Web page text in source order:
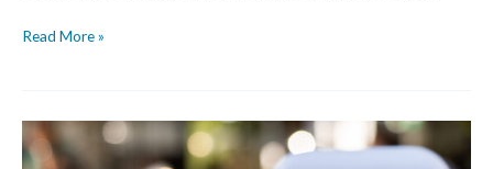
Read More »
Croissants
d’O